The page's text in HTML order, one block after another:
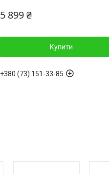
5 899 ₴
Купити
+380 (73) 151-33-85